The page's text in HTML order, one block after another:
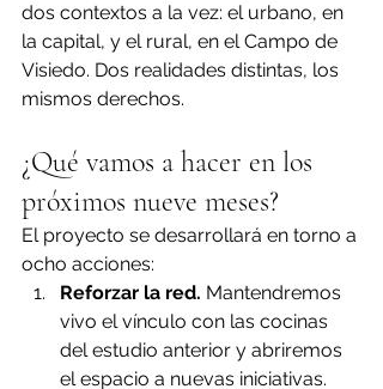
dos contextos a la vez: el urbano, en
la capital, y el rural, en el Campo de
Visiedo. Dos realidades distintas, los
mismos derechos.
¿Qué vamos a hacer en los
próximos nueve meses?
El proyecto se desarrollará en torno a
ocho acciones:
Reforzar la red. Mantendremos
vivo el vínculo con las cocinas
del estudio anterior y abriremos
el espacio a nuevas iniciativas.